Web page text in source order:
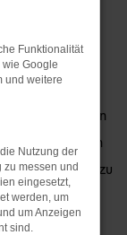
Audi A7
Von wegen,
Ihnen
dass wir die
Rostock oder an
und Ihnen
bequem von zu
Hierzu
In diesem
Funktionalität
Google
und weitere
Nutzung der
messen und
eingesetzt,
werden, um
um Anzeigen
sind.